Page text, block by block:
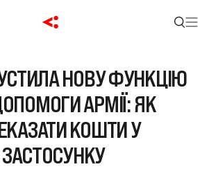
НОВУ ФУНКЦІЮ
АРМІЇ: ЯК
КОШТИ У
ЗАСТОСУНКУ